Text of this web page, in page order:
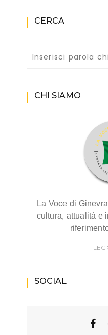
CERCA
CHI SIAMO
La Voce di
cultura, attualità e
SOCIAL